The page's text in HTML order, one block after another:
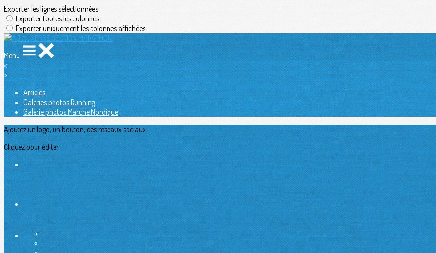
Exporter les lignes sélectionnées
Exporter toutes les colonnes
Exporter uniquement les colonnes affichées
Menu
<
>
Articles
Galeries photos Running
Galerie photos Marche Nordique
Ajoutez un logo, un bouton, des réseaux sociaux
Cliquez pour éditer